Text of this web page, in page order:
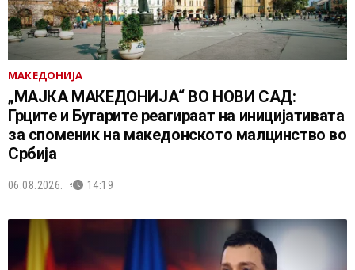
МАКЕДОНИЈА
„МАЈКА МАКЕДОНИЈА“ ВО НОВИ САД:
Грците и Бугарите реагираат на иницијативата
за споменик на македонското малцинство во
Србија
06.08.2026. 14:19